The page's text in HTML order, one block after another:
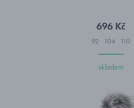
696 Kč
92 104 110
skladem